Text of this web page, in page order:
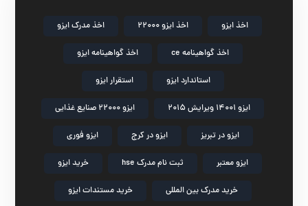
اخذ ایزو اخذ ایزو 22000 اخذ مدرک ایزو
اخذ گواهینامه ce اخذ گواهینامه ایزو
استاندارد ایزو استقرار ایزو
ایزو 14001 ویرایش 2015 ایزو 22000 صنایع غذایی
ایزو در تبریز ایزو در کرج ایزو فوری
ایزو معتبر ثبت نام مدرک hse خرید ایزو
خرید مدرک بین المللی خرید مستندات ایزو